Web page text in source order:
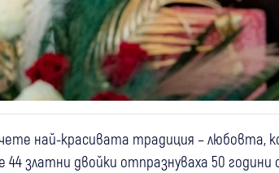
най-красивата традиция – любовта,
златни двойки отпразнуваха 50 години